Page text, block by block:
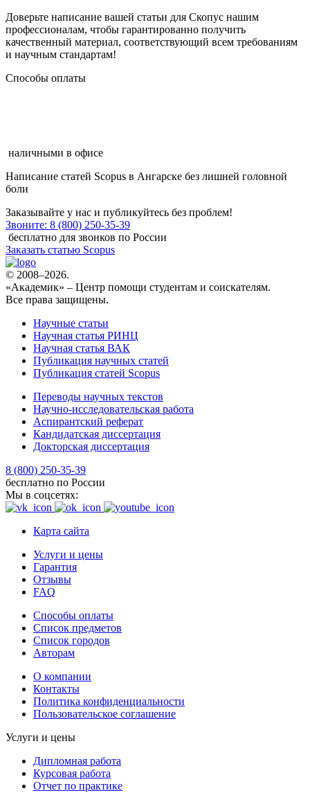
Доверьте написание вашей статьи для Скопус нашим
профессионалам, чтобы гарантированно получить
качественный материал, соответствующий всем требованиям
и научным стандартам!
Способы оплаты
наличными в офисе
Написание статей Scopus в Ангарске без лишней головной
боли
Заказывайте у нас и публикуйтесь без проблем!
Звоните: 8 (800) 250-35-39
бесплатно для звонков по России
Заказать статью Scopus
© 2008–2026.
«Академик» – Центр помощи студентам и соискателям.
Все права защищены.
Научные статьи
Научная статья РИНЦ
Научная статья ВАК
Публикация научных статей
Публикация статей Scopus
Переводы научных текстов
Научно-исследовательская работа
Аспирантский реферат
Кандидатская диссертация
Докторская диссертация
8 (800) 250-35-39
бесплатно по России
Мы в соцсетях:
Карта сайта
Услуги и цены
Гарантия
Отзывы
FAQ
Способы оплаты
Список предметов
Список городов
Авторам
О компании
Контакты
Политика конфиденциальности
Пользовательское соглашение
Услуги и цены
Дипломная работа
Курсовая работа
Отчет по практике